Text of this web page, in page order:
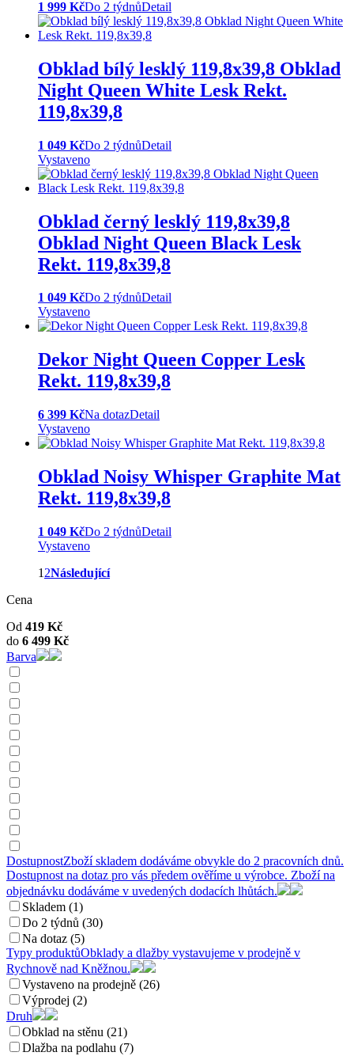
1 999 KčDo 2 týdnůDetail
Obklad bílý lesklý 119,8x39,8 Obklad
Night Queen White Lesk Rekt.
119,8x39,8
1 049 KčDo 2 týdnůDetail
Vystaveno
Obklad černý lesklý 119,8x39,8
Obklad Night Queen Black Lesk
Rekt. 119,8x39,8
1 049 KčDo 2 týdnůDetail
Vystaveno
Dekor Night Queen Copper Lesk
Rekt. 119,8x39,8
6 399 KčNa dotazDetail
Vystaveno
Obklad Noisy Whisper Graphite Mat
Rekt. 119,8x39,8
1 049 KčDo 2 týdnůDetail
Vystaveno
1 2Následující
Cena
Od 419 Kč
do 6 499 Kč
Barva
DostupnostZboží skladem dodáváme obvykle do 2 pracovních dnů.
Dostupnost na dotaz pro vás předem ověříme u výrobce. Zboží na
objednávku dodáváme v uvedených dodacích lhůtách.
Skladem (1)
Do 2 týdnů (30)
Na dotaz (5)
Typy produktůObklady a dlažby vystavujeme v prodejně v
Rychnově nad Kněžnou.
Vystaveno na prodejně (26)
Výprodej (2)
Druh
Obklad na stěnu (21)
Dlažba na podlahu (7)